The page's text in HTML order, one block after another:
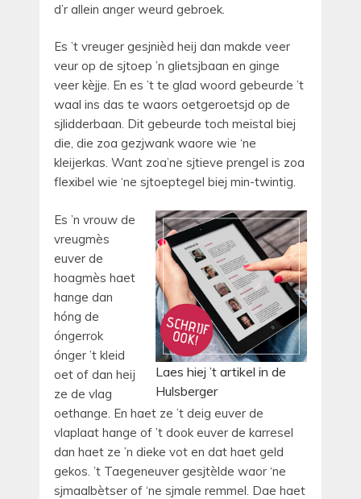
d’r allein anger weurd gebroek.
Es ’t vreuger gesjnièd heij dan makde veer
veur op de sjtoep ’n glietsjbaan en ginge
veer kèjje. En es ’t te glad woord gebeurde ’t
waal ins das te waors oetgeroetsjd op de
sjlidderbaan. Dit gebeurde toch meistal biej
die, die zoa gezjwank waore wie ‘ne
kleijerkas. Want zoa’ne sjtieve prengel is zoa
flexibel wie ‘ne sjtoeptegel biej min-twintig.
Laes hiej ’t artikel in de
Hulsberger
Es ’n vrouw de
vreugmès
euver de
hoagmès haet
hange dan
hóng de
óngerrok
ónger ’t kleid
oet of dan heij
ze de vlag
oethange. En haet ze ’t deig euver de
vlaplaat hange of ’t dook euver de karresel
dan haet ze ’n dieke vot en dat haet geld
gekos. ’t Taegeneuver gesjtèlde waor ‘ne
sjmaalbètser of ‘ne sjmale remmel. Dae haet